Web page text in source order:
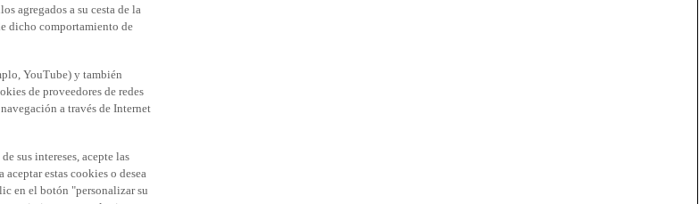
agregados a su cesta de la
dicho comportamiento de
YouTube) y también
de proveedores de redes
a través de Internet
sus intereses, acepte las
estas cookies o desea
en el botón "personalizar su